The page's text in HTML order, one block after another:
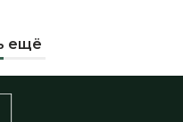
ещё